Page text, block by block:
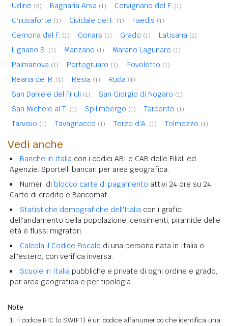
Udine (2) Bagnaria Arsa (1) Cervignano del F. (1)
Chiusaforte (1) Cividale del F. (1) Faedis (1)
Gemona del F. (1) Gonars (1) Grado (1) Latisana (1)
Lignano S. (1) Manzano (1) Marano Lagunare (1)
Palmanova (1) Portogruaro (1) Povoletto (1)
Reana del R. (1) Resia (1) Ruda (1)
San Daniele del Friuli (1) San Giorgio di Nogaro (1)
San Michele al T. (1) Spilimbergo (1) Tarcento (1)
Tarvisio (1) Tavagnacco (1) Terzo d'A. (1) Tolmezzo (1)
Vedi anche
Banche in Italia con i codici ABI e CAB delle Filiali ed
Agenzie. Sportelli bancari per area geografica.
Numeri di blocco carte di pagamento attivi 24 ore su 24.
Carte di credito e Bancomat.
Statistiche demografiche dell'Italia con i grafici
dell'andamento della popolazione, censimenti, piramide delle
età e flussi migratori.
Calcola il Codice Fiscale di una persona nata in Italia o
all'estero, con verifica inversa.
Scuole in Italia pubbliche e private di ogni ordine e grado,
per area geografica e per tipologia.
Note
Il codice BIC (o SWIFT) è un codice alfanumerico che identifica una